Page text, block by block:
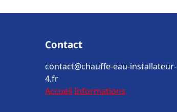
Contact
contact@chauffe-eau-installateur-
4.fr
Accueil Informations